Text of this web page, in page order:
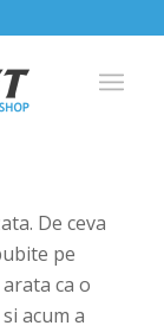
De ceva
pe
ca o
acum a